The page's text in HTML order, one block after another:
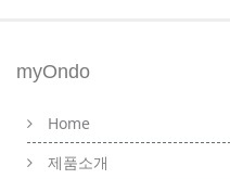
myOndo
Home
제품소개